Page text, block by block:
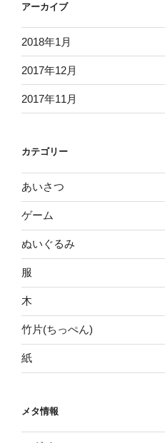
アーカイブ
2018年1月
2017年12月
2017年11月
カテゴリー
あいさつ
ゲーム
ぬいぐるみ
服
木
竹片(ちっぺん)
紙
メタ情報